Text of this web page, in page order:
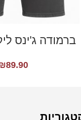
ברמודה ג'ינס
89.90